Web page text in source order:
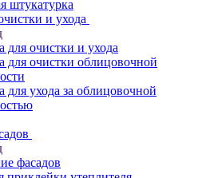
штукатурка
и ухода
для очистки и ухода
для очистки облицовочной
для ухода за облицовочной
фасадов